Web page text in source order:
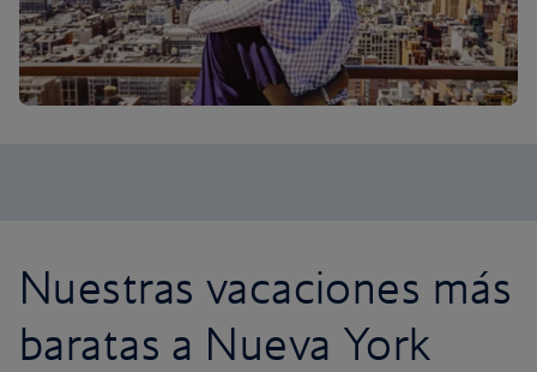
Nuestras vacaciones más
baratas a Nueva York